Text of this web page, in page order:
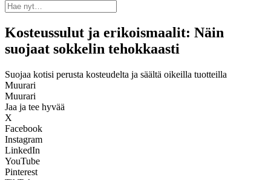
Kosteussulut ja erikoismaalit: Näin
suojaat sokkelin tehokkaasti
Suojaa kotisi perusta kosteudelta ja säältä oikeilla tuotteilla
Muurari
Muurari
Jaa ja tee hyvää
X
Facebook
Instagram
LinkedIn
YouTube
Pinterest